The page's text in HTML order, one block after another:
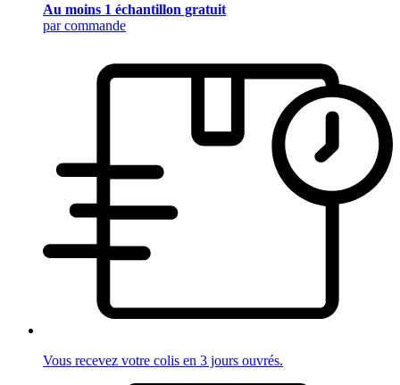
Au moins 1 échantillon gratuit
par commande
Vous recevez votre colis en 3 jours ouvrés.